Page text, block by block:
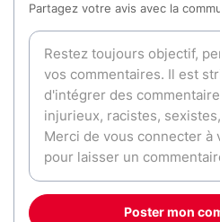
Partagez votre avis avec la
Poster mon